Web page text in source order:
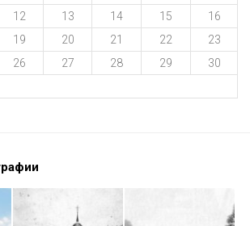
12 13 14 15
16
19 20 21 22
23
26 27 28 29
30